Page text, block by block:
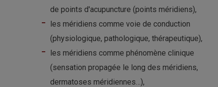
de points d'acupuncture (points méridiens),
les méridiens comme voie de conduction
(physiologique, pathologique, thérapeutique),
les méridiens comme phénomène clinique
(sensation propagée le long des méridiens,
dermatoses méridiennes…),